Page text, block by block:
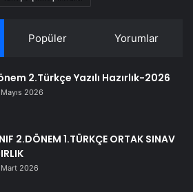
Popüler Yorumlar
2.Türkçe Yazılı Hazırlık-2026
2026
2.DÖNEM 1.TÜRKÇE ORTAK SINAV
2026